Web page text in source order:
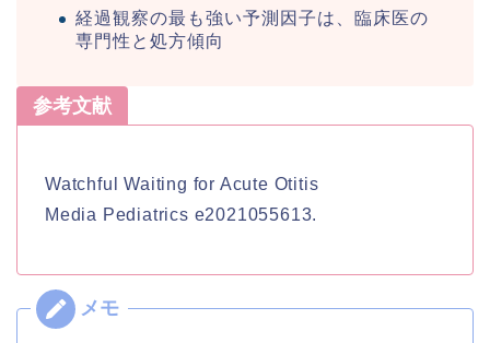
経過観察の最も強い予測因子は、臨床医の
専門性と処方傾向
参考文献
Watchful Waiting for Acute Otitis
Media Pediatrics e2021055613.